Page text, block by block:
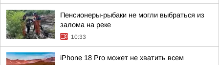
Пенсионеры-рыбаки не могли выбраться из
залома на реке
10:33
iPhone 18 Pro может не хватить всем